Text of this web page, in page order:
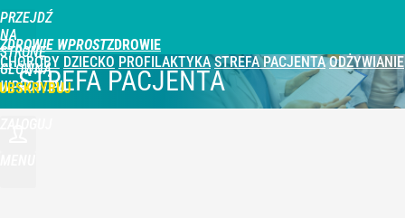
PRZEJDŹ
NA
STRONĘ
GŁÓWNĄ
WPROST.PL
ZDROWIE WPROST
CHOROBY DZIECKO PROFILAKTYKA STREFA PACJENTA ODŻYWIANIE
STREFA PACJENTA